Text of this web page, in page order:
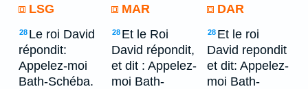
LSG MAR DAR
28 Le roi David
répondit:
Appelez-moi
Bath-Schéba.
28 Et le Roi
David répondit,
et dit : Appelez-
moi Bath-
28 Et le roi
David repondit
et dit: Appelez-
moi Bath-